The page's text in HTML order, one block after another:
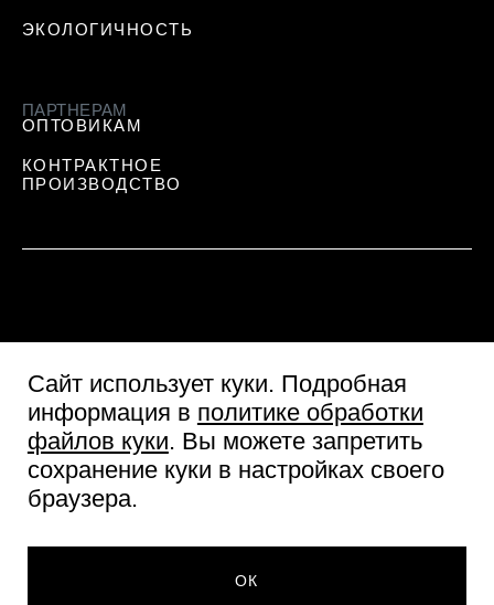
ДОБАВИТЬ В КОРЗИНУ
ЭКОЛОГИЧНОСТЬ
ПАРТНЕРАМ
ОПТОВИКАМ
КОНТРАКТНОЕ
ПРОИЗВОДСТВО
Пользовательское соглашение
Политика обработки персональных данных
© Две линии 2026
Сайт использует куки. Подробная
информация в политике обработки
файлов куки. Вы можете запретить
сохранение куки в настройках своего
браузера.
ОК